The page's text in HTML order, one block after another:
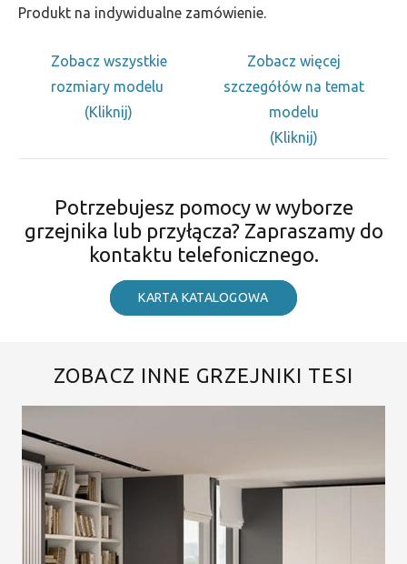
Produkt na indywidualne zamówienie.
Zobacz wszystkie
rozmiary modelu
(Kliknij)
Zobacz więcej
szczegółów na temat
modelu
(Kliknij)
Potrzebujesz pomocy w wyborze
grzejnika lub przyłącza? Zapraszamy do
kontaktu telefonicznego.
KARTA KATALOGOWA
ZOBACZ INNE GRZEJNIKI TESI